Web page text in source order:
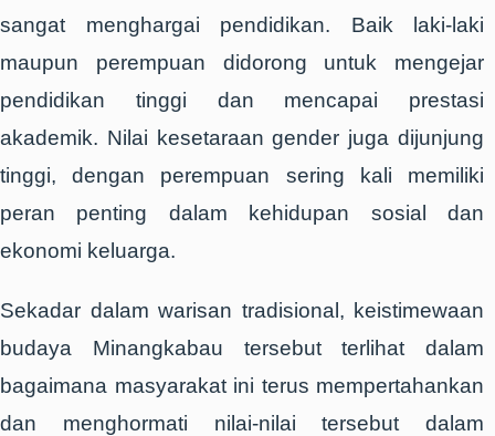
sangat menghargai pendidikan. Baik laki-laki
maupun perempuan didorong untuk mengejar
pendidikan tinggi dan mencapai prestasi
akademik. Nilai kesetaraan gender juga dijunjung
tinggi, dengan perempuan sering kali memiliki
peran penting dalam kehidupan sosial dan
ekonomi keluarga.
Sekadar dalam warisan tradisional, keistimewaan
budaya Minangkabau tersebut terlihat dalam
bagaimana masyarakat ini terus mempertahankan
dan menghormati nilai-nilai tersebut dalam